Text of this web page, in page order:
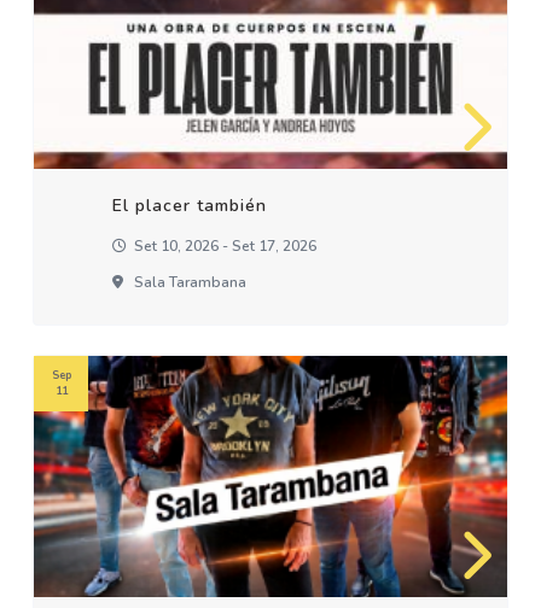
El placer también
Set 10, 2026 - Set 17, 2026
Sala Tarambana
Sep
11